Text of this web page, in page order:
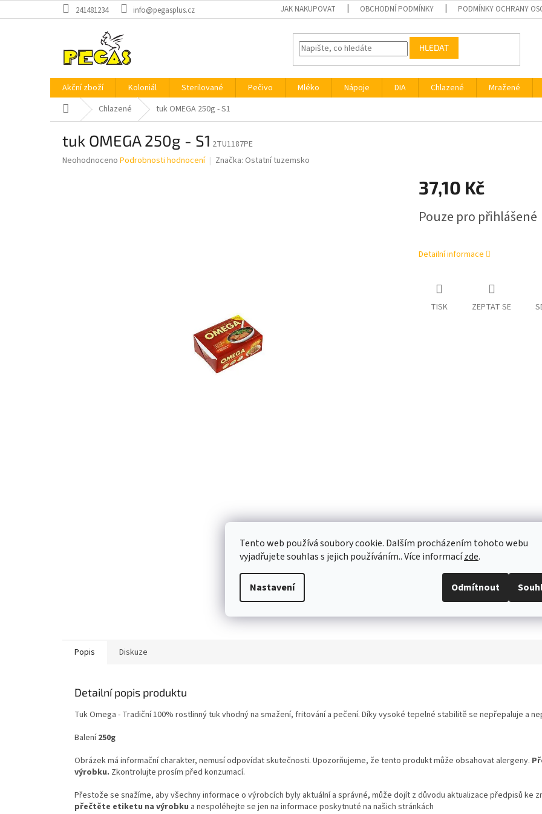
Tento web používá soubory cookie. Dalším procházením tohoto webu
vyjadřujete souhlas s jejich používáním.. Více informacízde.
Nastavení Odmítnout
na
241481234 info@pegasplus.cz JAK NAKUPOVAT OBCHODNÍ PODMÍNKY PODMÍNKY OCHRANY
HLEDAT
Akční zboží Koloniál Sterilované Pečivo Mléko Nápoje DIA Chlazené Mražené
Domů Chlazené tuk OMEGA 250g - S1
tuk OMEGA 250g - S1 2TU1187PE
Průměrné
Neohodnoceno Podrobnosti hodnocení Značka: Ostatní tuzemsko
37,10 Kč
cena:
Pouze pro přihlášené
Detailní informace
TISK ZEPTAT SE
Popis Diskuze
Detailní popis produktu
Tuk Omega - Tradiční 100% rostlinný tuk vhodný na smažení, fritování a pečení. Díky vysoké tepelné stabilitě se nepřepaluje a
Balení250g
Obrázek má informační charakter, nemusí odpovídat skutečnosti. Upozorňujeme, že tento produkt může obsahovat alergeny.
výrobku. Zkontrolujte prosím před konzumací.
Přestože se snažíme, aby všechny informace o výrobcích byly aktuální a správné, může dojít z důvodu aktualizace předpisů ke
přečtěte etiketu na výrobku a nespoléhejte se jen na informace poskytnuté na našich stránkách